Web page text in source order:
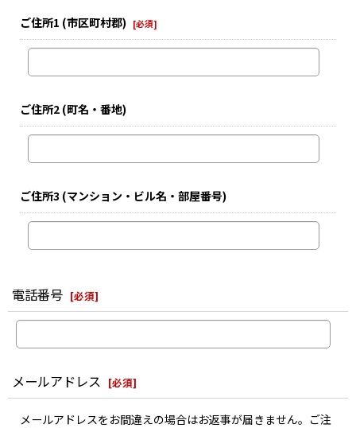
ご住所1 (市区町村郡) [必須]
ご住所2 (町名・番地)
ご住所3 (マンション・ビル名・部屋番号)
電話番号 [必須]
メールアドレス [必須]
メールアドレスをお間違えの場合はお返事が届きません。ご注